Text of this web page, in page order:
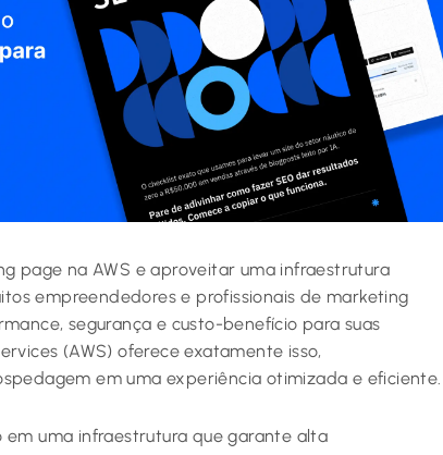
page na AWS e aproveitar uma infraestrutura
empreendedores e profissionais de marketing
segurança e custo-benefício para suas
(AWS) oferece exatamente isso,
em uma experiência otimizada e eficiente.
uma infraestrutura que garante alta